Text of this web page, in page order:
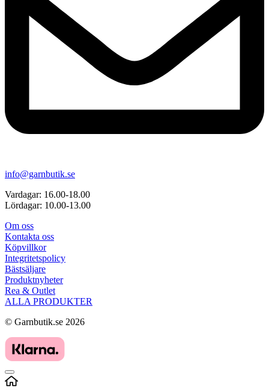
info@garnbutik.se
Vardagar: 16.00-18.00
Lördagar: 10.00-13.00
Om oss
Kontakta oss
Köpvillkor
Integritetspolicy
Bästsäljare
Produktnyheter
Rea & Outlet
ALLA PRODUKTER
© Garnbutik.se 2026